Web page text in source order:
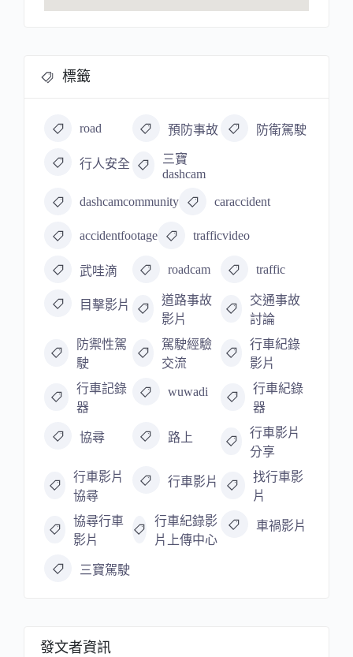
標籤
road 預防事故 防衛駕駛
行人安全
三寶
dashcam
dashcamcommunity caraccident
accidentfootage trafficvideo
武哇滴 roadcam traffic
目擊影片
道路事故
影片
交通事故
討論
防禦性駕
駛
駕駛經驗
交流
行車紀錄
影片
行車記錄
器
wuwadi
行車紀錄
器
協尋 路上
行車影片
分享
行車影片
協尋
行車影片
找行車影
片
協尋行車
影片
行車紀錄影
片上傳中心
車禍影片
三寶駕駛
發文者資訊